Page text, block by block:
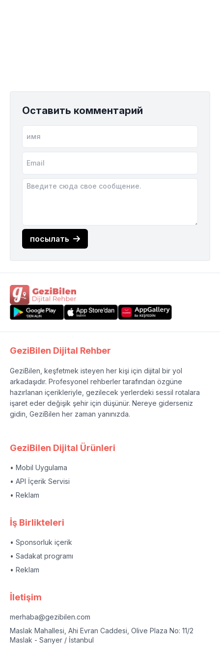
Оставить комментарий
посылать
GeziBilen Dijital Rehber
GeziBilen, keşfetmek isteyen her kişi için dijital bir yol
arkadaşıdır. Profesyonel rehberler tarafından özgüne
hazırlanan içerikleriyle, gezilecek yerlerdeki sessil rotalara
işaret eder değişik şehir için düşünür. Nereye giderseniz
gidin, GeziBilen her zaman yanınızda.
GeziBilen Dijital Ürünleri
• Mobil Uygulama
• API İçerik Servisi
• Reklam
İş Birlikteleri
• Sponsorluk içerik
• Sadakat programı
• Reklam
İletişim
merhaba@gezibilen.com
Maslak Mahallesi, Ahi Evran Caddesi, Olive Plaza No: 11/2
Maslak - Sarıyer / İstanbul